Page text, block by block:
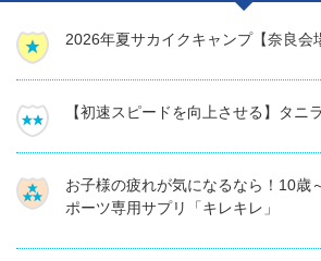
2026年夏サカイクキャンプ【奈良会
【初速スピードを向上させる】タニ
お子様の疲れが気になるなら！10歳
ポーツ専用サプリ「キレキレ」